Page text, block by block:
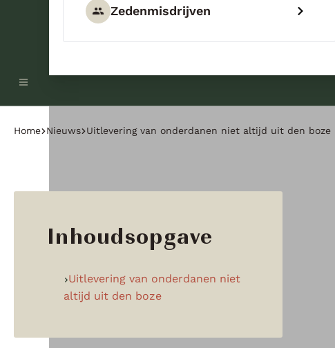
Zedenmisdrijven
Home Nieuws Uitlevering van onderdanen niet altijd uit den boze
Inhoudsopgave
Uitlevering van onderdanen niet
altijd uit den boze